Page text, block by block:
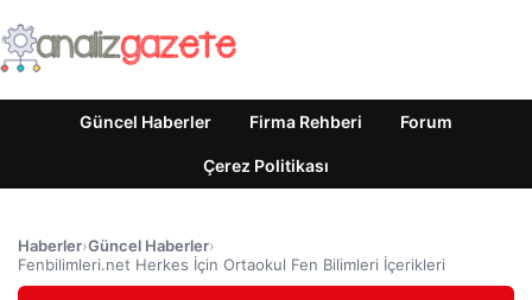
Güncel Haberler Firma Rehberi Forum
Çerez Politikası
Haberler›Güncel Haberler›
Fenbilimleri.net Herkes İçin Ortaokul Fen Bilimleri İçerikleri